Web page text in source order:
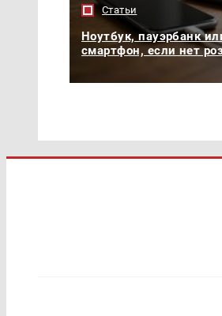
Статьи
Ноутбук, пауэрбанк
смартфон, если нет